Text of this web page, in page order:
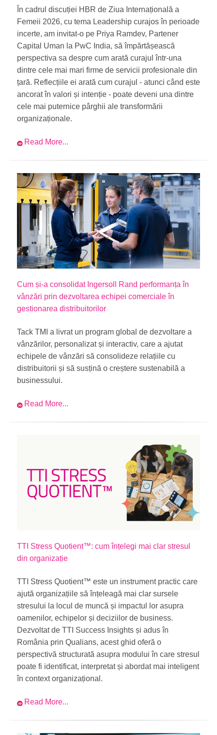
În cadrul discuției HBR de Ziua Internațională a
Femeii 2026, cu tema Leadership curajos în perioade
incerte, am invitat-o pe Priya Ramdev, Partener
Capital Uman la PwC India, să împărtășească
perspectiva sa despre cum arată curajul într-una
dintre cele mai mari firme de servicii profesionale din
țară. Reflecțiile ei arată cum curajul - atunci când este
ancorat în valori și intenție - poate deveni una dintre
cele mai puternice pârghii ale transformării
organizaționale.
Read More...
Cum și-a consolidat Ingersoll Rand performanța în
vânzări prin dezvoltarea echipei comerciale în
gestionarea distribuitorilor
Tack TMI a livrat un program global de dezvoltare a
vânzărilor, personalizat și interactiv, care a ajutat
echipele de vânzări să consolideze relațiile cu
distribuitorii și să susțină o creștere sustenabilă a
businessului.
Read More...
TTI Stress Quotient™: cum înțelegi mai clar stresul
din organizație
TTI Stress Quotient™ este un instrument practic care
ajută organizațiile să înțeleagă mai clar sursele
stresului la locul de muncă și impactul lor asupra
oamenilor, echipelor și deciziilor de business.
Dezvoltat de TTI Success Insights și adus în
România prin Qualians, acest ghid oferă o
perspectivă structurată asupra modului în care stresul
poate fi identificat, interpretat și abordat mai inteligent
în context organizațional.
Read More...